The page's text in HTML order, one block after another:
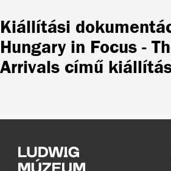
Kiállítási
Hungary in Focus -
Arrivals című